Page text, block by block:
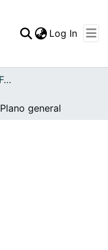
Log In
Archivo del Patrimonio Fotográfico y Fílmico del Valle del Cauca
Plano general